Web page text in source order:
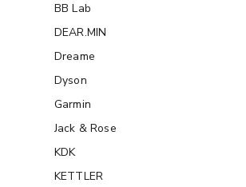
BB Lab
DEAR.MIN
Dreame
Dyson
Garmin
Jack & Rose
KDK
KETTLER